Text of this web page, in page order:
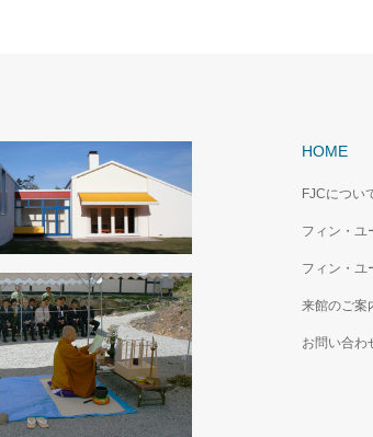
HOME
FJCについ
フィン・ユ
フィン・ユ
来館のご案
お問い合わ